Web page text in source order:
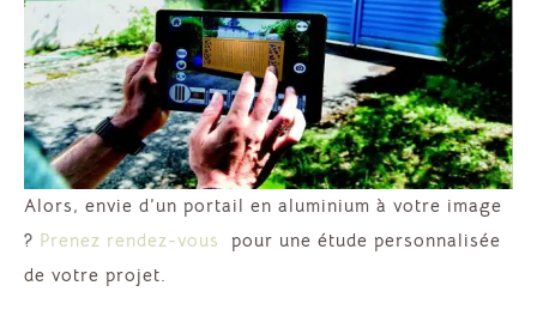
Alors, envie d’un portail en aluminium à votre image
? Prenez rendez-vous
pour une étude personnalisée
de votre projet.